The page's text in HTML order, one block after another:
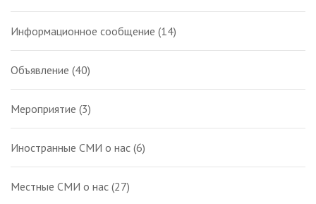
Информационное сообщение (14)
Объявление (40)
Мероприятие (3)
Иностранные СМИ о нас (6)
Местные СМИ о нас (27)